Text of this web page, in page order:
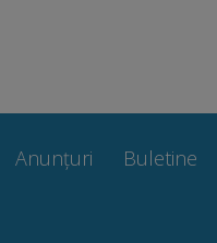
Anunțuri Buletine